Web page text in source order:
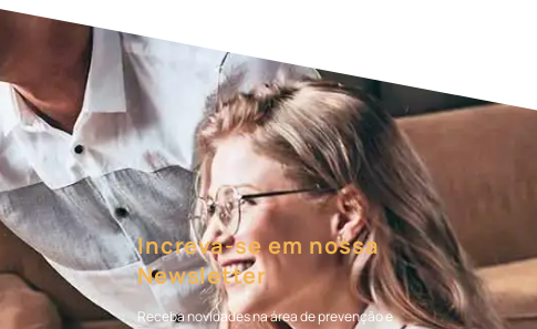
Serviço de Portaria Terceirizada
de Bombeiro Civil
Terceirização de Portaria
Civil Treinamento de Bombeiros
Treinamento de Brigada
de Brigadista de Incêndio
de Primeiro Socorros
Increva-se em nossa
Newsletter
Receba novidades na área de prevenção e